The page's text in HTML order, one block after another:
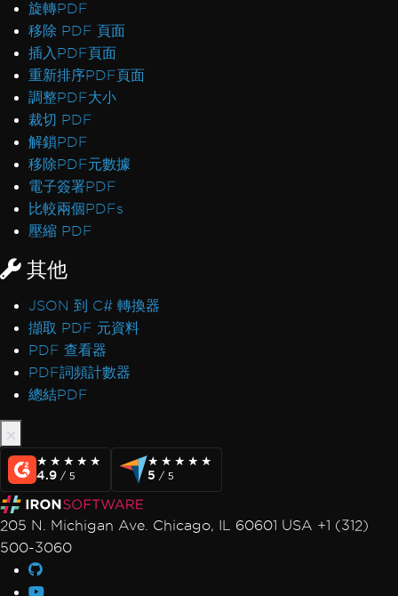
旋轉PDF
移除 PDF 頁面
插入PDF頁面
重新排序PDF頁面
調整PDF大小
裁切 PDF
解鎖PDF
移除PDF元數據
電子簽署PDF
比較兩個PDFs
壓縮 PDF
其他
JSON 到 C# 轉換器
擷取 PDF 元資料
PDF 查看器
PDF詞頻計數器
總結PDF
★★★★★
★★★★★
4.9 / 5
★★★★★
★★★★★
5 / 5
205 N. Michigan Ave. Chicago, IL 60601 USA +1 (312)
500-3060